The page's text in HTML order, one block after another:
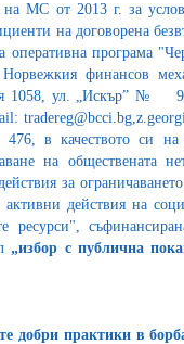
от 2013 г. за
на договорена
програма
финансов
1058, ул. „Искър” № 9,
476, в качеството си
на обществената
за
действия на
ресурси",
„избор с публична
добри практики в